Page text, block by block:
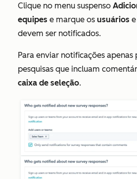
Clique no menu suspenso
equipes e marque os usuários e
devem ser notificados.
Para enviar notificações apenas
pesquisas que incluam
caixa de seleção.